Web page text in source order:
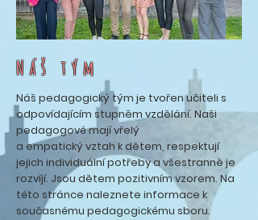
Náš tým
Náš pedagogický tým je tvořen učiteli s
odpovídajícím stupněm vzdělání. Naši
pedagogové mají vřelý
a empatický vztah k dětem, respektují
jejich individuální potřeby a všestranně je
rozvíjí. Jsou dětem pozitivním vzorem. Na
této stránce naleznete informace k
současnému pedagogickému sboru.